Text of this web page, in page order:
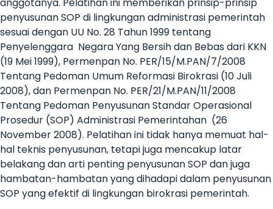
penyusunan SOP di lingkungan administrasi pemerintah
sesuai dengan UU No. 28 Tahun 1999 tentang
Penyelenggara Negara Yang Bersih dan Bebas dari KKN
(19 Mei 1999), Permenpan No. PER/15/M.PAN/7/2008
Tentang Pedoman Umum Reformasi Birokrasi (10 Juli
2008), dan Permenpan No. PER/21/M.PAN/11/2008
Tentang Pedoman Penyusunan Standar Operasional
Prosedur (SOP) Administrasi Pemerintahan (26
November 2008). Pelatihan ini tidak hanya memuat hal-
hal teknis penyusunan, tetapi juga mencakup latar
belakang dan arti penting penyusunan SOP dan juga
hambatan-hambatan yang dihadapi dalam penyusunan
SOP yang efektif di lingkungan birokrasi pemerintah.